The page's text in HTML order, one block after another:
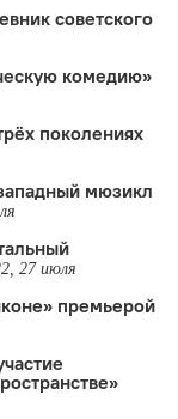
советского
комедию»
поколениях
мюзикл
27 июля
премьерой